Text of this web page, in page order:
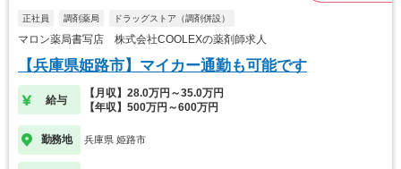
正社員 調剤薬局 ドラッグストア（調剤併設）
マロン薬局書写店 株式会社COOLEXの薬剤師求人
【兵庫県姫路市】マイカー通勤も可能です
給与
【月収】28.0万円～35.0万円
【年収】500万円～600万円
勤務地 兵庫県 姫路市